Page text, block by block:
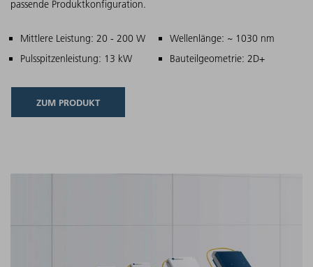
passende Produktkonfiguration.
Hauptmerkmale
Mittlere Leistung: 20 - 200 W
Wellenlänge: ~ 1030 nm
Pulsspitzenleistung: 13 kW
Bauteilgeometrie: 2D+
ZUM PRODUKT